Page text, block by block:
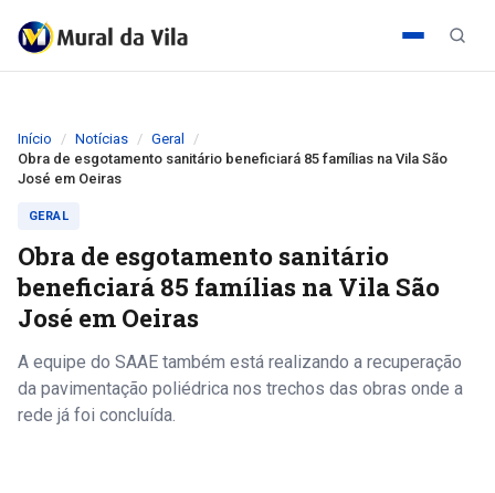
Início Notícias
Geral
Obra de esgotamento sanitário beneficiará 85 famílias na Vila São
José em Oeiras
GERAL
Obra de esgotamento sanitário
beneficiará 85 famílias na Vila São
José em Oeiras
A equipe do SAAE também está realizando a recuperação
da pavimentação poliédrica nos trechos das obras onde a
rede já foi concluída.